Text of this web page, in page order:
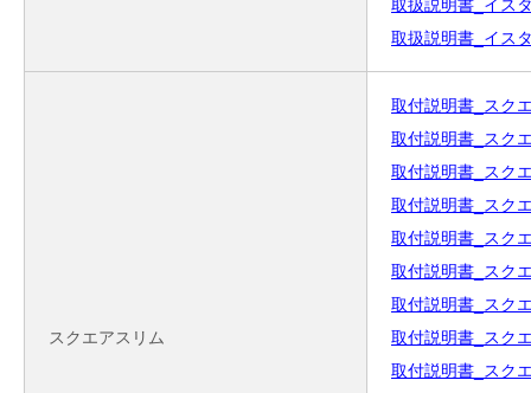
取扱説明書_イス
取扱説明書_イス
スクエアスリム
取付説明書_スク
取付説明書_スク
取付説明書_スク
取付説明書_スク
取付説明書_スク
取付説明書_スク
取付説明書_スク
取付説明書_スク
取付説明書_スク